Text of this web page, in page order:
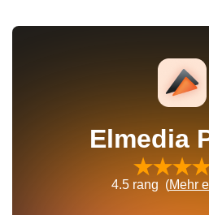
Elmedia
4.5rang (Mehr